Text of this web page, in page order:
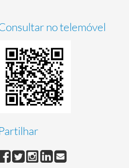
no telemóvel